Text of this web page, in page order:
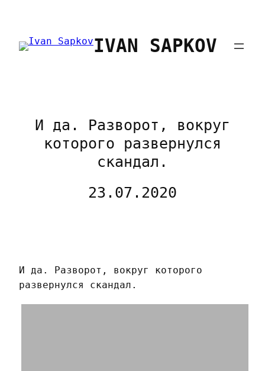
содержимому
IVAN SAPKOV
И да. Разворот, вокруг
которого развернулся
скандал.
23.07.2020
И да. Разворот, вокруг которого
развернулся скандал.